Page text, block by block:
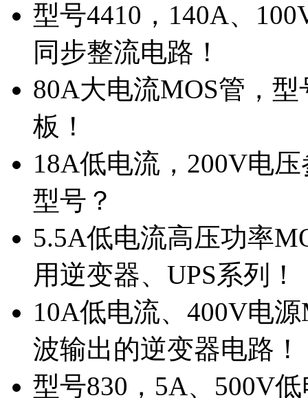
型号4410，140A、
同步整流电路！
80A大电流MOS管，
板！
18A低电流，200V电
型号？
5.5A低电流高压功率
用逆变器、UPS系列！
10A低电流、400V电
波输出的逆变器电路！
型号830，5A、500V